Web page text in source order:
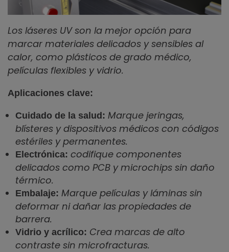
Los láseres UV son la mejor opción para
marcar materiales delicados y sensibles al
calor, como plásticos de grado médico,
películas flexibles y vidrio.
Aplicaciones clave:
Cuidado de la salud: Marque jeringas,
blísteres y dispositivos médicos con códigos
estériles y permanentes.
Electrónica: codifique componentes
delicados como PCB y microchips sin daño
térmico.
Embalaje: Marque películas y láminas sin
deformar ni dañar las propiedades de
barrera.
Vidrio y acrílico: Crea marcas de alto
contraste sin microfracturas.